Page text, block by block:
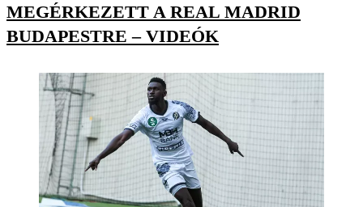
MEGÉRKEZETT A REAL MADRID
BUDAPESTRE – VIDEÓK